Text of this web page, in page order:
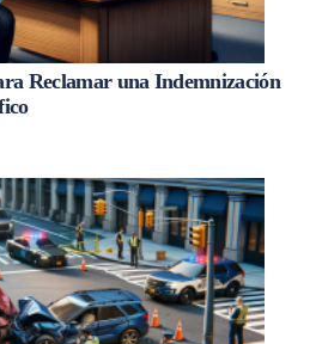
Reclamar una Indemnización